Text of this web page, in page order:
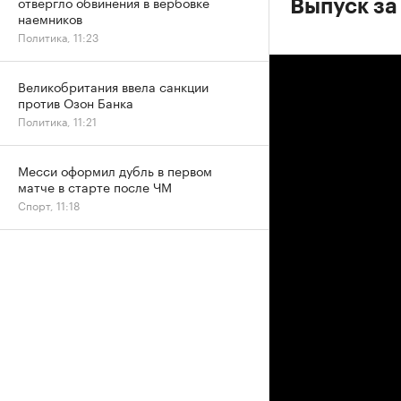
Выпуск
наемников
Политика, 11:23
Великобритания ввела санкции
против Озон Банка
Политика, 11:21
Месси оформил дубль в первом
матче в старте после ЧМ
Спорт, 11:18